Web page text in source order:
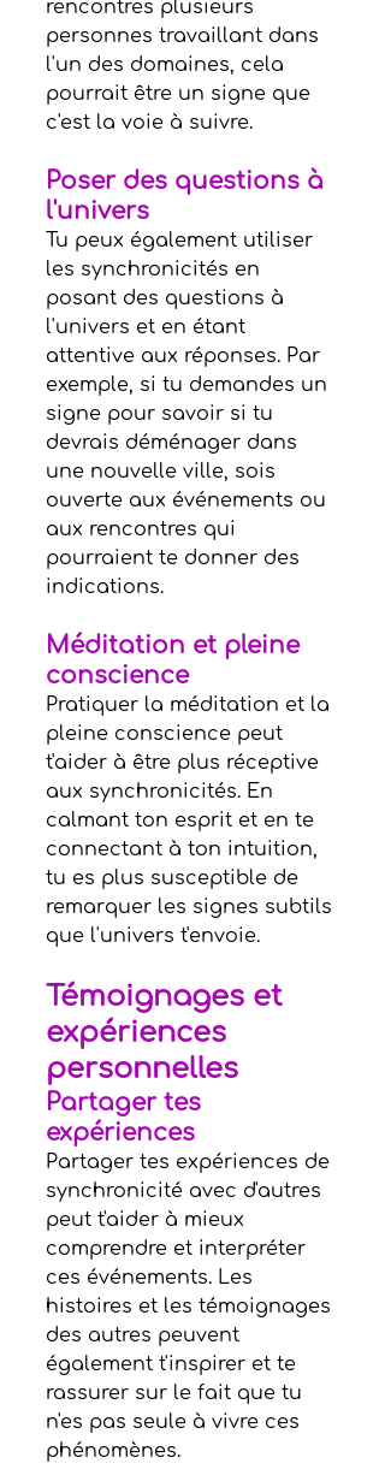
rencontres plusieurs
personnes travaillant dans
l'un des domaines, cela
pourrait être un signe que
c'est la voie à suivre.
Poser des questions à
l'univers
Tu peux également utiliser
les synchronicités en
posant des questions à
l'univers et en étant
attentive aux réponses. Par
exemple, si tu demandes un
signe pour savoir si tu
devrais déménager dans
une nouvelle ville, sois
ouverte aux événements ou
aux rencontres qui
pourraient te donner des
indications.
Méditation et pleine
conscience
Pratiquer la méditation et la
pleine conscience peut
t'aider à être plus réceptive
aux synchronicités. En
calmant ton esprit et en te
connectant à ton intuition,
tu es plus susceptible de
remarquer les signes subtils
que l'univers t'envoie.
Témoignages et
expériences
personnelles
Partager tes
expériences
Partager tes expériences de
synchronicité avec d'autres
peut t'aider à mieux
comprendre et interpréter
ces événements. Les
histoires et les témoignages
des autres peuvent
également t'inspirer et te
rassurer sur le fait que tu
n'es pas seule à vivre ces
phénomènes.